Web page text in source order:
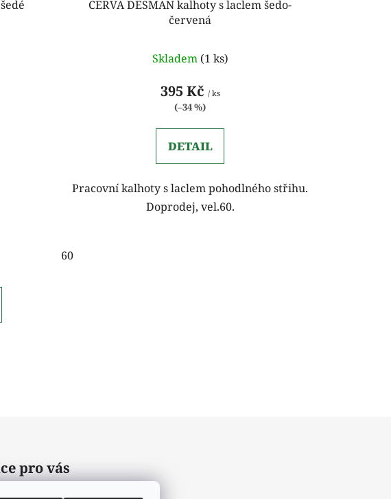
CERVA DESMAN kalhoty s laclem šedo-
červená
Skladem (1 ks)
395 Kč / ks
(–34 %)
DETAIL
Pracovní kalhoty s laclem pohodlného střihu.
Doprodej, vel.60.
60
pro vás